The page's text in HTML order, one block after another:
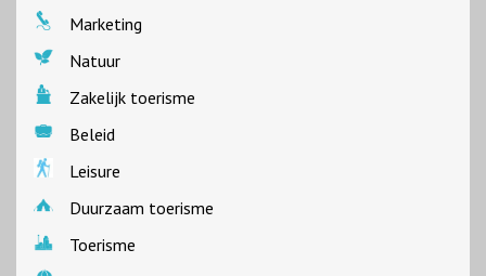
Marketing
Natuur
Zakelijk toerisme
Beleid
Leisure
Duurzaam toerisme
Toerisme